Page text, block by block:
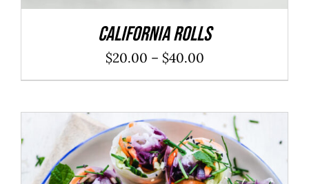
California Rolls
$20.00 – $40.00